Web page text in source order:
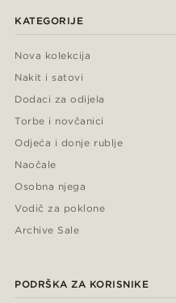
KATEGORIJE
Nova kolekcija
Nakit i satovi
Dodaci za odijela
Torbe i novčanici
Odjeća i donje rublje
Naočale
Osobna njega
Vodič za poklone
Archive Sale
PODRŠKA ZA KORISNIKE